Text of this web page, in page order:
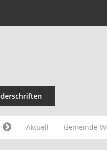
Aktuell Gemeinde